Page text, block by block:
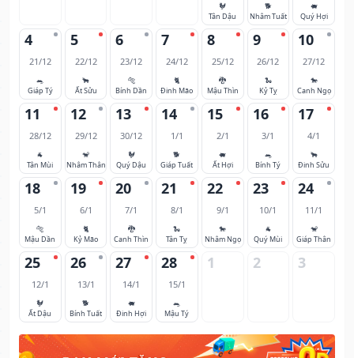
🐓
Tân Dậu
🐕
Nhâm Tuất
🐖
Quý Hợi
4
21/12
🐀
Giáp Tý
5
22/12
🐂
Ất Sửu
6
23/12
🐅
Bính Dần
7
24/12
🐈
Đinh Mão
8
25/12
🐉
Mậu Thìn
9
26/12
🐍
Kỷ Tỵ
10
27/12
🐎
Canh Ngọ
11
28/12
🐐
Tân Mùi
12
29/12
🐒
Nhâm Thân
13
30/12
🐓
Quý Dậu
14
1/1
🐕
Giáp Tuất
15
2/1
🐖
Ất Hợi
16
3/1
🐀
Bính Tý
17
4/1
🐂
Đinh Sửu
18
5/1
🐅
Mậu Dần
19
6/1
🐈
Kỷ Mão
20
7/1
🐉
Canh Thìn
21
8/1
🐍
Tân Tỵ
22
9/1
🐎
Nhâm Ngọ
23
10/1
🐐
Quý Mùi
24
11/1
🐒
Giáp Thân
25
12/1
🐓
Ất Dậu
26
13/1
🐕
Bính Tuất
27
14/1
🐖
Đinh Hợi
28
15/1
🐀
Mậu Tý
1 2 3